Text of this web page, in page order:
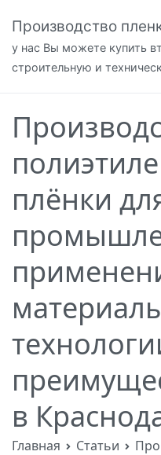
содержимому
Производство
у нас Вы можете купить
строительную и
плёнки
в
Главная Статьи